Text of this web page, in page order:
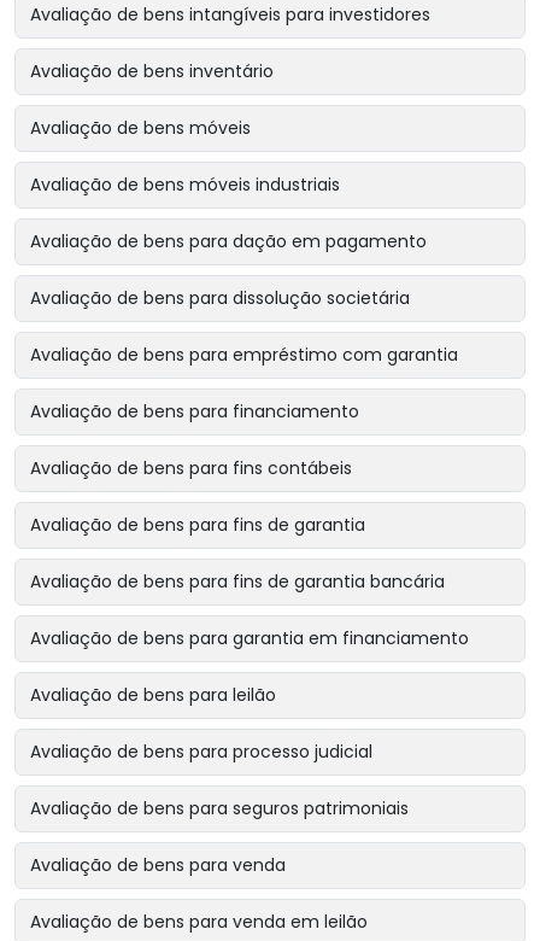
Avaliação de bens intangíveis para investidores
Avaliação de bens inventário
Avaliação de bens móveis
Avaliação de bens móveis industriais
Avaliação de bens para dação em pagamento
Avaliação de bens para dissolução societária
Avaliação de bens para empréstimo com garantia
Avaliação de bens para financiamento
Avaliação de bens para fins contábeis
Avaliação de bens para fins de garantia
Avaliação de bens para fins de garantia bancária
Avaliação de bens para garantia em financiamento
Avaliação de bens para leilão
Avaliação de bens para processo judicial
Avaliação de bens para seguros patrimoniais
Avaliação de bens para venda
Avaliação de bens para venda em leilão